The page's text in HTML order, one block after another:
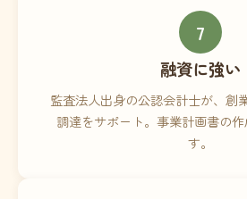
7
融資に強い
監査法人出身の公認会計士が、創
調達をサポート。事業計画書の
す。